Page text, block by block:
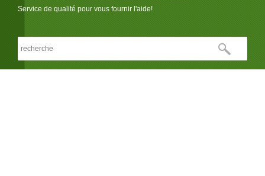
Service de qualité pour vous fournir l'aide!